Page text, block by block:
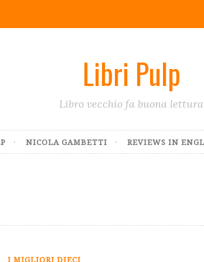
Libri Pulp
Libro vecchio fa buona lettura
NICOLA GAMBETTI REVIEWS IN
I MIGLIORI DIECI